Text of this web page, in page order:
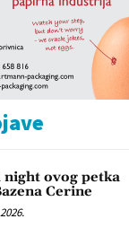
ovog petka
Cerine